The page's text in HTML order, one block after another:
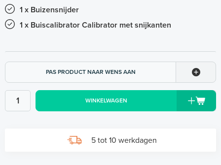
1 x Buizensnijder
1 x Buiscalibrator Calibrator met snijkanten
PAS PRODUCT NAAR WENS AAN
WINKELWAGEN
5 tot 10 werkdagen